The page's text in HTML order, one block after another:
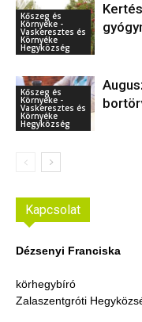
Kőszeg és
Környéke -
Vaskeresztes és
Környéke
Hegyközség
Kőszeg és
Környéke -
Vaskeresztes és
Környéke
Hegyközség
Kapcsolat
Dézsenyi Franciska
körhegybíró
Zalaszentgróti